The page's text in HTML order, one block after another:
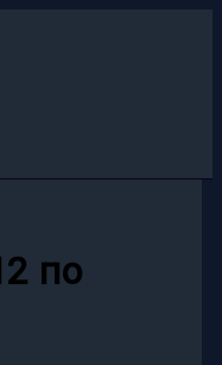
по